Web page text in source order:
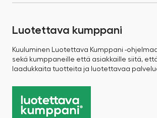
Luotettava kumppani
Kuuluminen Luotettava Kumppani -
sekä kumppaneille että asiakkaille siitä,
laadukkaita tuotteita ja luotettavaa